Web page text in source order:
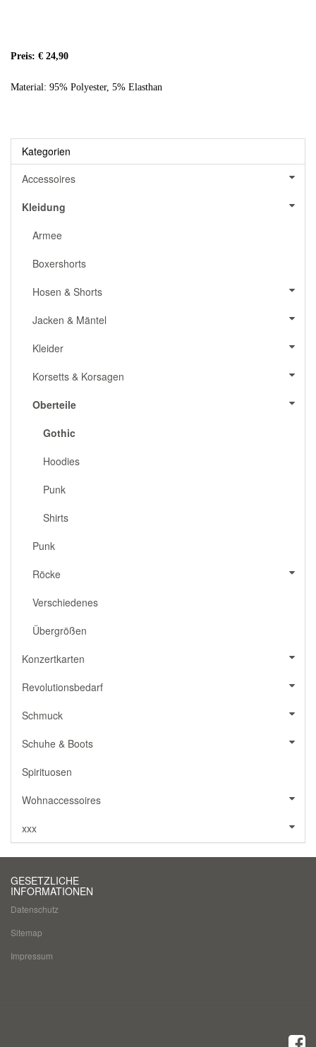
Preis: € 24,90
Material: 95% Polyester, 5% Elasthan
Kategorien
Accessoires
Kleidung
Armee
Boxershorts
Hosen & Shorts
Jacken & Mäntel
Kleider
Korsetts & Korsagen
Oberteile
Gothic
Hoodies
Punk
Shirts
Punk
Röcke
Verschiedenes
Übergrößen
Konzertkarten
Revolutionsbedarf
Schmuck
Schuhe & Boots
Spirituosen
Wohnaccessoires
xxx
GESETZLICHE
INFORMATIONEN
Datenschutz
Sitemap
Impressum